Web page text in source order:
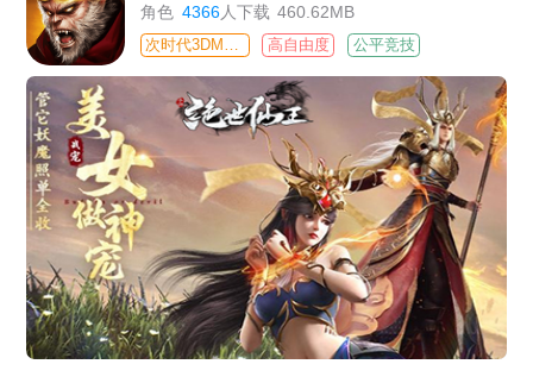
角色 4366人下载 460.62MB
高自由度 公平竞技